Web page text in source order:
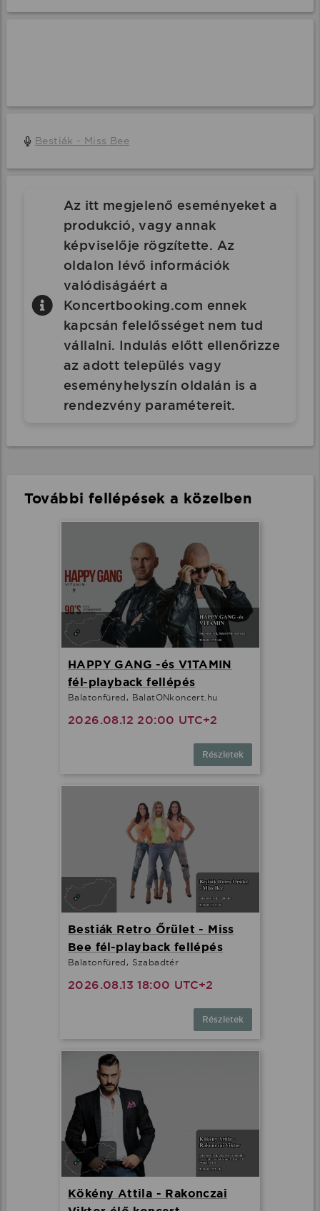
Bestiák - Miss Bee
Az itt megjelenő eseményeket a
produkció, vagy annak
képviselője rögzítette. Az
oldalon lévő információk
valódiságáért a
Koncertbooking.com ennek
kapcsán felelősséget nem tud
vállalni. Indulás előtt ellenőrizze
az adott település vagy
eseményhelyszín oldalán is a
rendezvény paramétereit.
További fellépések a közelben
HAPPY GANG -és V1TAMIN
fél-playback fellépés
Balatonfüred, BalatONkoncert.hu
2026.08.12 20:00 UTC+2
Részletek
Bestiák Retro Őrület - Miss
Bee fél-playback fellépés
Balatonfüred, Szabadtér
2026.08.13 18:00 UTC+2
Részletek
Kökény Attila - Rakonczai